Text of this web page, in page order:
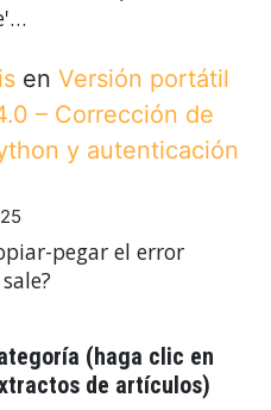
en Versión portátil
– Corrección de
y autenticación
pegar el error
(haga clic en
de artículos)